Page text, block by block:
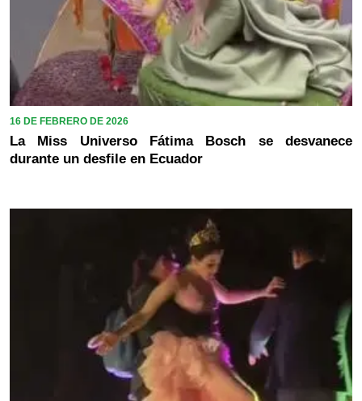
16 DE FEBRERO DE 2026
La Miss Universo Fátima Bosch se desvanece
durante un desfile en Ecuador